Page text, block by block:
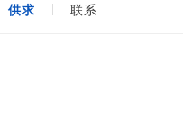
供求 联系